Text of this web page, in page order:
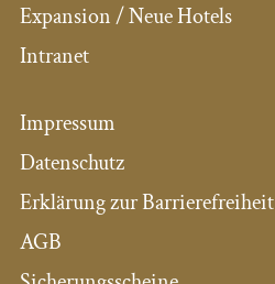
Expansion / Neue Hotels
Intranet
Impressum
Datenschutz
Erklärung zur Barrierefreiheit
AGB